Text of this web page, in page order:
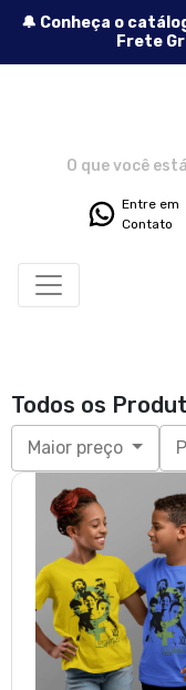
🔔 Conheça o
Frete
Entre em
Contato
Todos os
Maior preço